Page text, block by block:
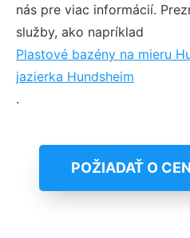
nás pre viac informácií.
služby, ako napríklad
Plastové bazény na mieru
jazierka Hundsheim
.
POŽIADAŤ O